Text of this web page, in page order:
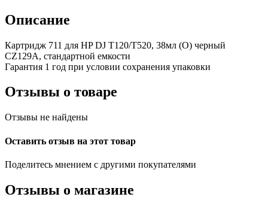
Описание
Картридж 711 для HP DJ T120/T520, 38мл (О) черный
CZ129A, стандартной емкости
Гарантия 1 год при условии сохранения упаковки
Отзывы о товаре
Отзывы не найдены
Оставить отзыв на этот товар
Поделитесь мнением с другими покупателями
Отзывы о магазине